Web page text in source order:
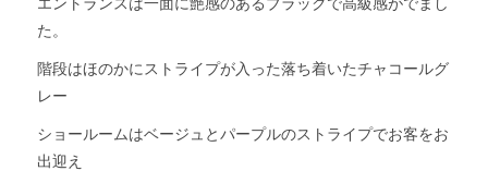
た。
階段はほのかにストライプが入った落ち着いたチャコールグ
レー
ショールームはベージュとパープルのストライプでお客をお
出迎え